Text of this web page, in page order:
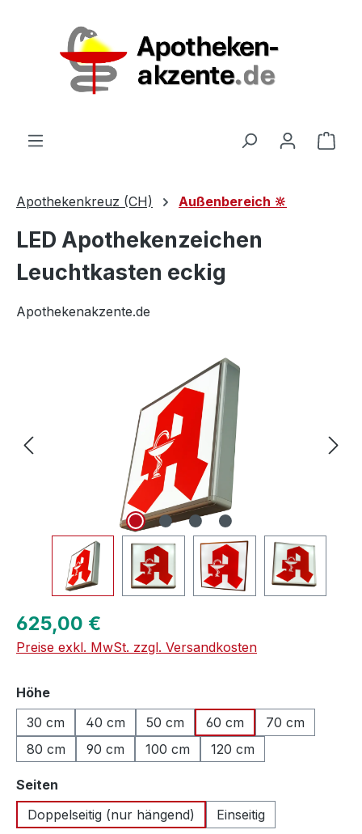
Apothekenkreuz (CH) Außenbereich 🔆
LED Apothekenzeichen
Leuchtkasten eckig
Apothekenakzente.de
Regulärer Preis:
625,00 €
Preise exkl. MwSt. zzgl. Versandkosten
Höheauswählen
30 cm
40 cm 50 cm 60 cm
70 cm
80 cm
90 cm 100 cm 120 cm
Seiten
Doppelseitig (nur hängend)
Einseitig